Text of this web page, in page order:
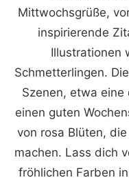
Mittwochsgrüße,
inspirierende
Illustrationen
Schmetterlingen.
Szenen, etwa
einen guten
von rosa Blüten,
machen. Lass dich
fröhlichen Farben